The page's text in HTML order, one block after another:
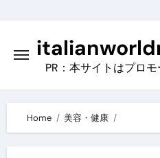
content
PR：本サイトはプロ
Home 美容・健康